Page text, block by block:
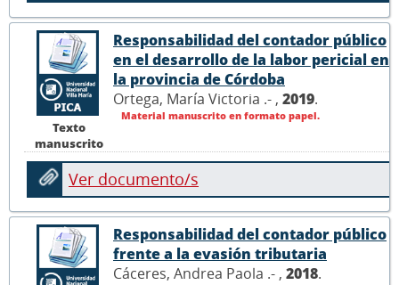
Texto
manuscrito
Responsabilidad del contador público
en el desarrollo de la labor pericial en
la provincia de Córdoba
Ortega, María Victoria .- , 2019.
Material manuscrito en formato papel.
Ver documento/s
Responsabilidad del contador público
frente a la evasión tributaria
Cáceres, Andrea Paola .- , 2018.